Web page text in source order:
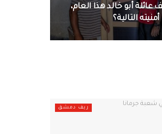
عائلة أبو خالد هذا العام،
التالية؟
ريف دمشق